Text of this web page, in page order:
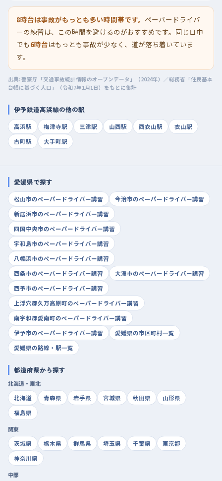
8時台は事故がもっとも多い時間帯です。 ペーパードライバ
ーの練習は、この時間を避けるのがおすすめです。同じ日中
でも 6時台はもっとも事故が少なく、道が落ち着いていま
す。
出典: 警察庁「交通事故統計情報のオープンデータ」（2024年）／総務省「住民基本
台帳に基づく人口」（令和7年1月1日）をもとに集計
伊予鉄道高浜線の他の駅
高浜駅 梅津寺駅 三津駅 山西駅 西衣山駅
衣山駅
古町駅
大手町駅
愛媛県で探す
松山市のペーパードライバー講習
今治市のペーパードライバー講習
新居浜市のペーパードライバー講習
四国中央市のペーパードライバー講習
宇和島市のペーパードライバー講習
八幡浜市のペーパードライバー講習
西条市のペーパードライバー講習
大洲市のペーパードライバー講習
西予市のペーパードライバー講習
上浮穴郡久万高原町のペーパードライバー講習
南宇和郡愛南町のペーパードライバー講習
伊予市のペーパードライバー講習
愛媛県の市区町村一覧
愛媛県の路線・駅一覧
都道府県から探す
北海道・東北
北海道
青森県 岩手県 宮城県 秋田県
山形県
福島県
関東
茨城県
栃木県 群馬県 埼玉県 千葉県
東京都
神奈川県
中部